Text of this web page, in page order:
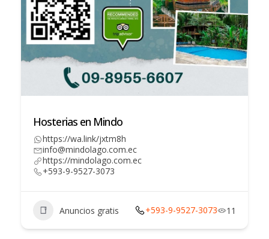
Hosterias en Mindo
https://wa.link/jxtm8h
info@mindolago.com.ec
https://mindolago.com.ec
+593-9-9527-3073
Anuncios gratis +593-9-9527-3073 11